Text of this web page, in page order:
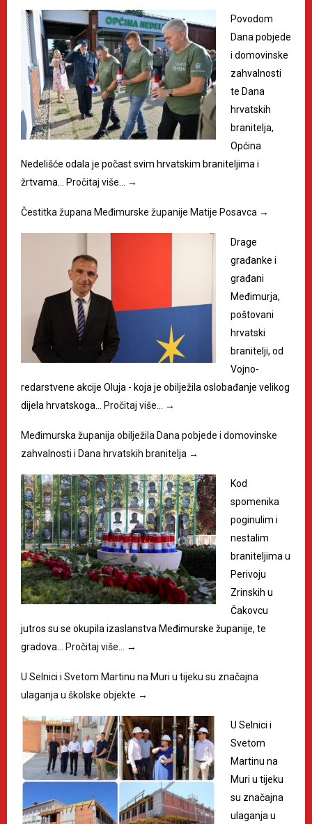
Povodom
Dana pobjede
i domovinske
zahvalnosti
te Dana
hrvatskih
branitelja,
Općina
Nedelišće odala je počast svim hrvatskim braniteljima i
žrtvama…
Pročitaj više… →
Čestitka župana Međimurske županije Matije Posavca →
Drage
građanke i
građani
Međimurja,
poštovani
hrvatski
branitelji, od
Vojno-
redarstvene akcije Oluja - koja je obilježila oslobađanje velikog
dijela hrvatskoga…
Pročitaj više… →
Međimurska županija obilježila Dana pobjede i domovinske
zahvalnosti i Dana hrvatskih branitelja →
Kod
spomenika
poginulim i
nestalim
braniteljima u
Perivoju
Zrinskih u
Čakovcu
jutros su se okupila izaslanstva Međimurske županije, te
gradova…
Pročitaj više… →
U Selnici i Svetom Martinu na Muri u tijeku su značajna
ulaganja u školske objekte →
U Selnici i
Svetom
Martinu na
Muri u tijeku
su značajna
ulaganja u